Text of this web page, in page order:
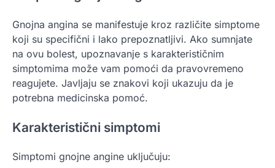
Gnojna angina se manifestuje kroz različite simptome
koji su specifični i lako prepoznatljivi. Ako sumnjate
na ovu bolest, upoznavanje s karakterističnim
simptomima može vam pomoći da pravovremeno
reagujete. Javljaju se znakovi koji ukazuju da je
potrebna medicinska pomoć.
Karakteristični simptomi
Simptomi gnojne angine uključuju: